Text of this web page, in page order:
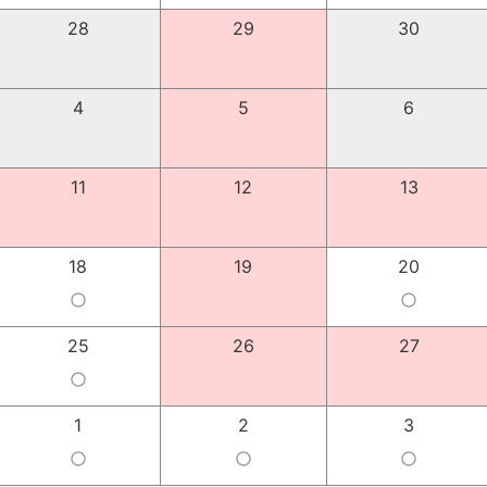
28 29 30
4 5 6
11 12 13
18
panorama_fish_eye
19 20
panorama_fish_eye
25
panorama_fish_eye
26 27
1
panorama_fish_eye
2
panorama_fish_eye
3
panorama_fish_eye